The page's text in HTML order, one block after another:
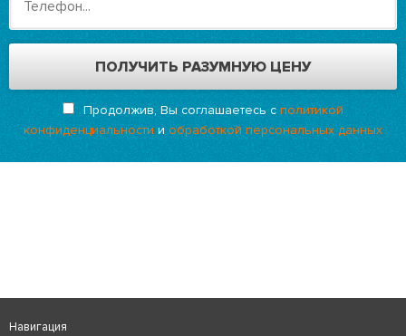
Продолжив, Вы соглашаетесь с политикой
конфиденциальности и обработкой персональных данных
Навигация